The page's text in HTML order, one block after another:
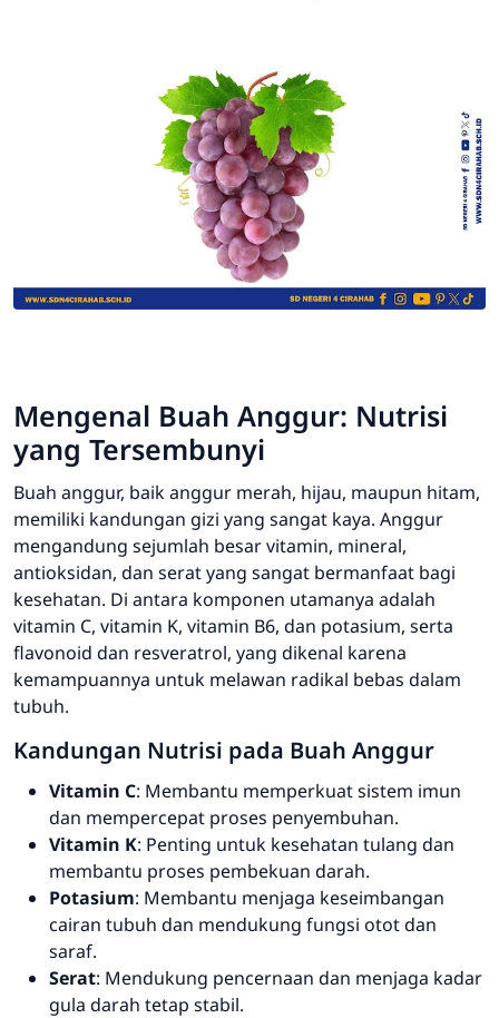
Mengenal Buah Anggur: Nutrisi
yang Tersembunyi
Buah anggur, baik anggur merah, hijau, maupun hitam,
memiliki kandungan gizi yang sangat kaya. Anggur
mengandung sejumlah besar vitamin, mineral,
antioksidan, dan serat yang sangat bermanfaat bagi
kesehatan. Di antara komponen utamanya adalah
vitamin C, vitamin K, vitamin B6, dan potasium, serta
flavonoid dan resveratrol, yang dikenal karena
kemampuannya untuk melawan radikal bebas dalam
tubuh.
Kandungan Nutrisi pada Buah Anggur
Vitamin C: Membantu memperkuat sistem imun
dan mempercepat proses penyembuhan.
Vitamin K: Penting untuk kesehatan tulang dan
membantu proses pembekuan darah.
Potasium: Membantu menjaga keseimbangan
cairan tubuh dan mendukung fungsi otot dan
saraf.
Serat: Mendukung pencernaan dan menjaga kadar
gula darah tetap stabil.